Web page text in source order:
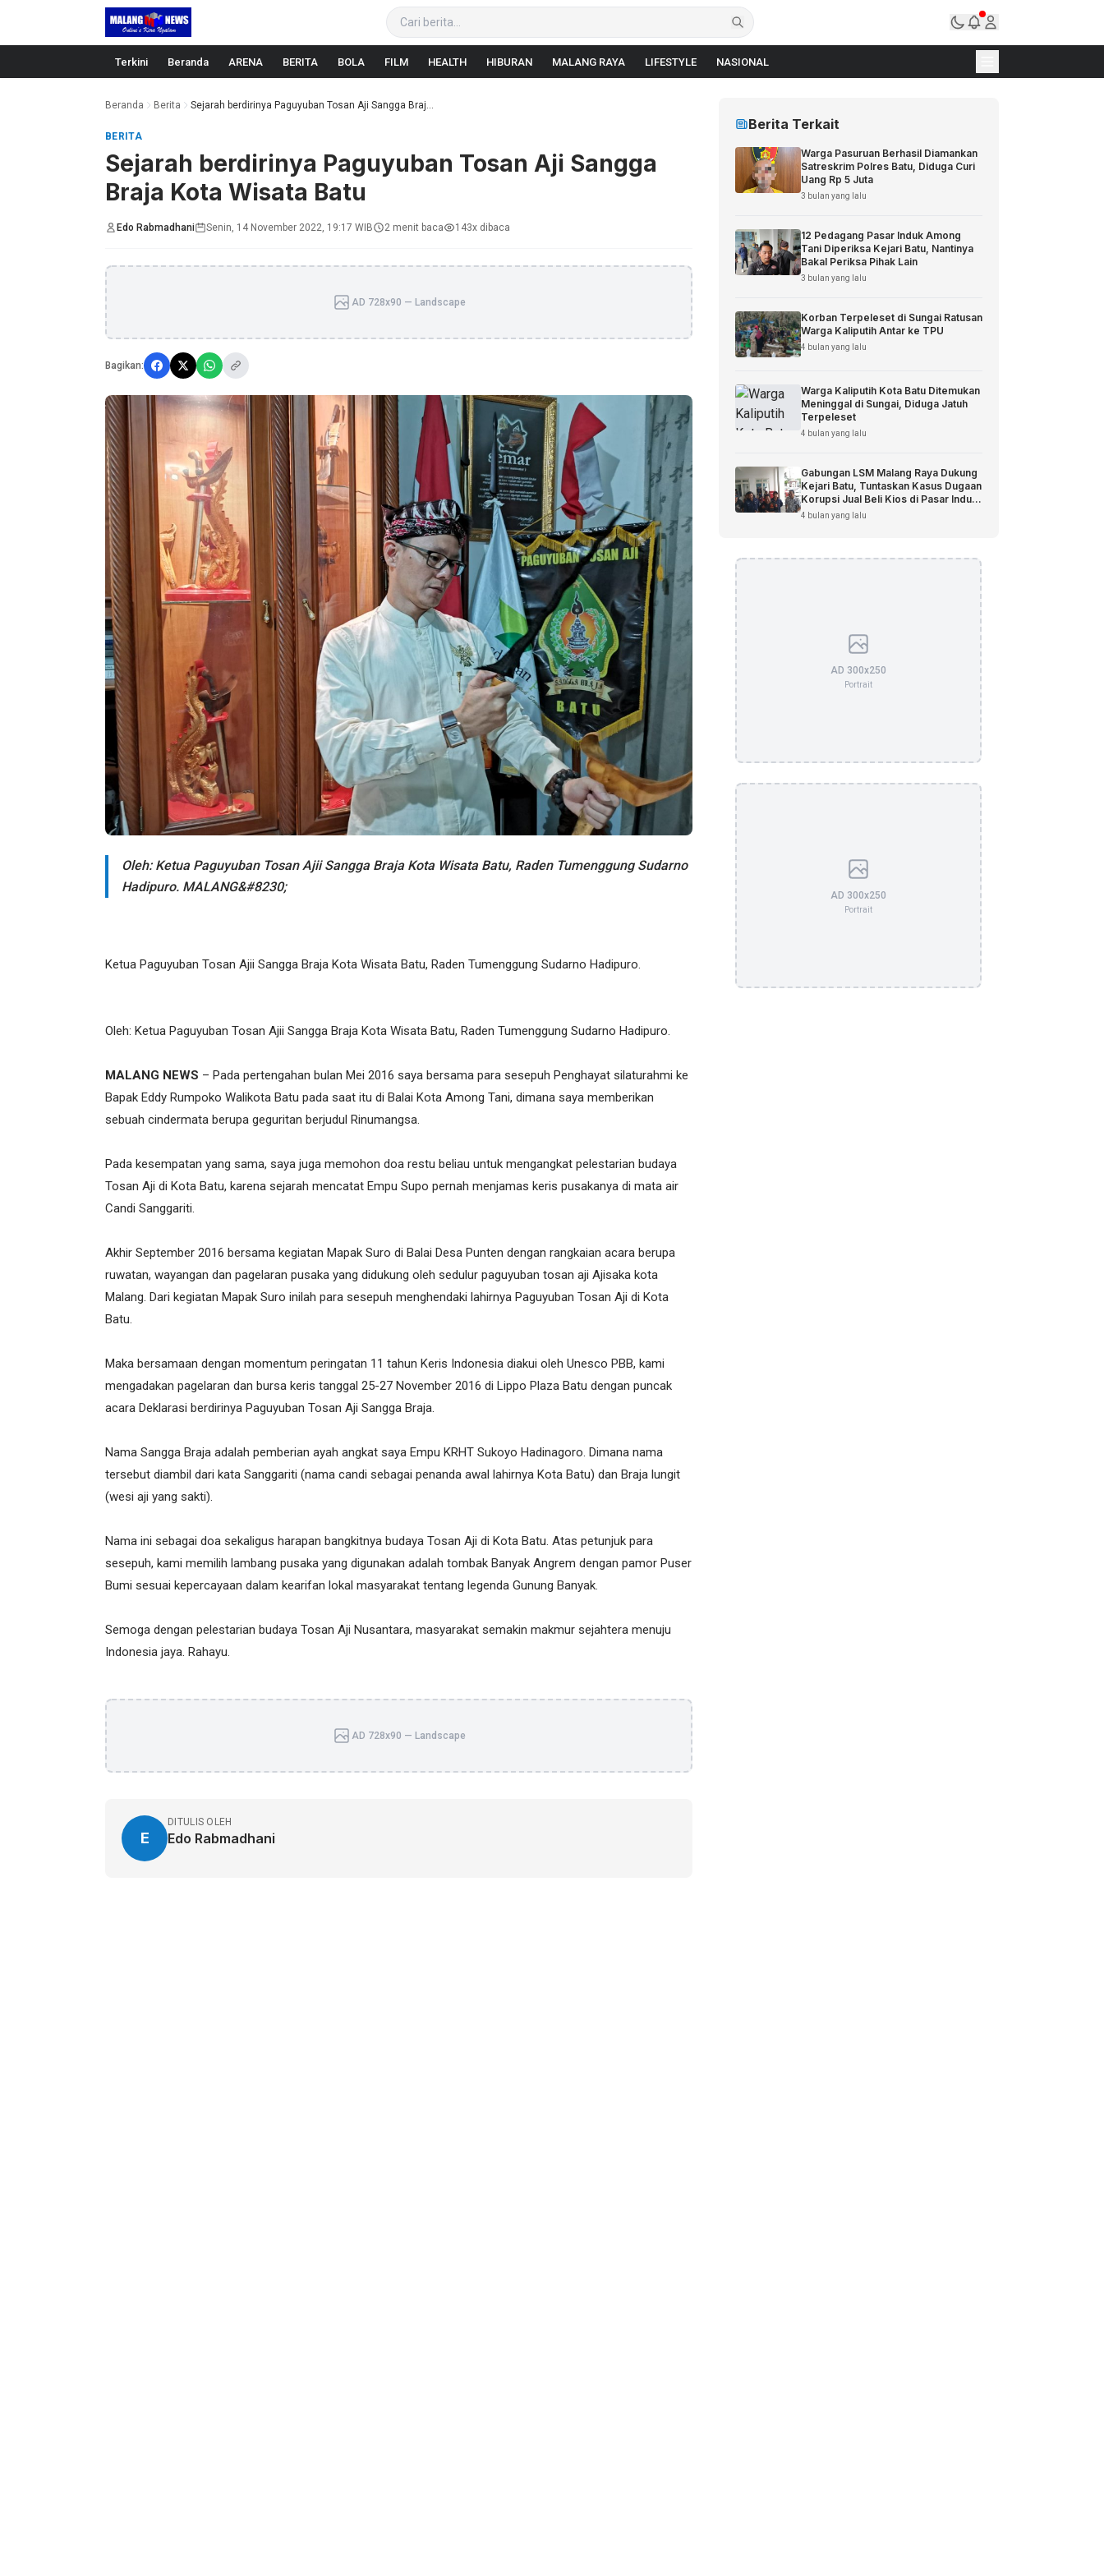
Langsung ke konten
Terkini Beranda ARENA BERITA BOLA FILM HEALTH HIBURAN MALANG RAYA LIFESTYLE NASIONAL
Beranda Berita Sejarah berdirinya Paguyuban Tosan Aji Sangga Braj...
BERITA
Sejarah berdirinya Paguyuban Tosan Aji Sangga
Braja Kota Wisata Batu
Edo Rabmadhani Senin, 14 November 2022, 19:17 WIB 2 menit baca 143x dibaca
AD 728x90 — Landscape
Bagikan:
Oleh: Ketua Paguyuban Tosan Ajii Sangga Braja Kota Wisata Batu, Raden Tumenggung Sudarno
Hadipuro. MALANG&#8230;
Ketua Paguyuban Tosan Ajii Sangga Braja Kota Wisata Batu, Raden Tumenggung Sudarno Hadipuro.
Oleh: Ketua Paguyuban Tosan Ajii Sangga Braja Kota Wisata Batu, Raden Tumenggung Sudarno Hadipuro.
MALANG NEWS – Pada pertengahan bulan Mei 2016 saya bersama para sesepuh Penghayat silaturahmi ke
Bapak Eddy Rumpoko Walikota Batu pada saat itu di Balai Kota Among Tani, dimana saya memberikan
sebuah cindermata berupa geguritan berjudul Rinumangsa.
Pada kesempatan yang sama, saya juga memohon doa restu beliau untuk mengangkat pelestarian budaya
Tosan Aji di Kota Batu, karena sejarah mencatat Empu Supo pernah menjamas keris pusakanya di mata air
Candi Sanggariti.
Akhir September 2016 bersama kegiatan Mapak Suro di Balai Desa Punten dengan rangkaian acara berupa
ruwatan, wayangan dan pagelaran pusaka yang didukung oleh sedulur paguyuban tosan aji Ajisaka kota
Malang. Dari kegiatan Mapak Suro inilah para sesepuh menghendaki lahirnya Paguyuban Tosan Aji di Kota
Batu.
Maka bersamaan dengan momentum peringatan 11 tahun Keris Indonesia diakui oleh Unesco PBB, kami
mengadakan pagelaran dan bursa keris tanggal 25-27 November 2016 di Lippo Plaza Batu dengan puncak
acara Deklarasi berdirinya Paguyuban Tosan Aji Sangga Braja.
Nama Sangga Braja adalah pemberian ayah angkat saya Empu KRHT Sukoyo Hadinagoro. Dimana nama
tersebut diambil dari kata Sanggariti (nama candi sebagai penanda awal lahirnya Kota Batu) dan Braja lungit
(wesi aji yang sakti).
Nama ini sebagai doa sekaligus harapan bangkitnya budaya Tosan Aji di Kota Batu. Atas petunjuk para
sesepuh, kami memilih lambang pusaka yang digunakan adalah tombak Banyak Angrem dengan pamor Puser
Bumi sesuai kepercayaan dalam kearifan lokal masyarakat tentang legenda Gunung Banyak.
Semoga dengan pelestarian budaya Tosan Aji Nusantara, masyarakat semakin makmur sejahtera menuju
Indonesia jaya. Rahayu.
AD 728x90 — Landscape
E
DITULIS OLEH
Edo Rabmadhani
Berita Terkait
Warga Pasuruan Berhasil Diamankan
Satreskrim Polres Batu, Diduga Curi
Uang Rp 5 Juta
3 bulan yang lalu
12 Pedagang Pasar Induk Among
Tani Diperiksa Kejari Batu, Nantinya
Bakal Periksa Pihak Lain
3 bulan yang lalu
Korban Terpeleset di Sungai Ratusan
Warga Kaliputih Antar ke TPU
4 bulan yang lalu
Warga Kaliputih Kota Batu Ditemukan
Meninggal di Sungai, Diduga Jatuh
Terpeleset
4 bulan yang lalu
Gabungan LSM Malang Raya Dukung
Kejari Batu, Tuntaskan Kasus Dugaan
Korupsi Jual Beli Kios di Pasar Induk
Among Tani
4 bulan yang lalu
AD 300x250
Portrait
AD 300x250
Portrait